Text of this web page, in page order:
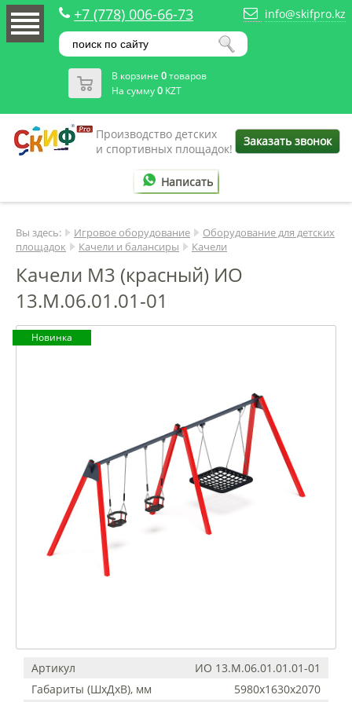
+7 (778) 006-66-73 info@skifpro.kz
В корзине 0товаров
На сумму0 KZT
Производство детских
и спортивных площадок!
Заказать звонок
Написать
Вы здесь: Игровое оборудование
Оборудование для детских
площадок
Качели и балансиры Качели
Качели М3 (красный) ИО
13.М.06.01.01-01
Новинка
Артикул
ИО 13.М.06.01.01.01-01
Габариты (ШхДхВ), мм
5980х1630х2070